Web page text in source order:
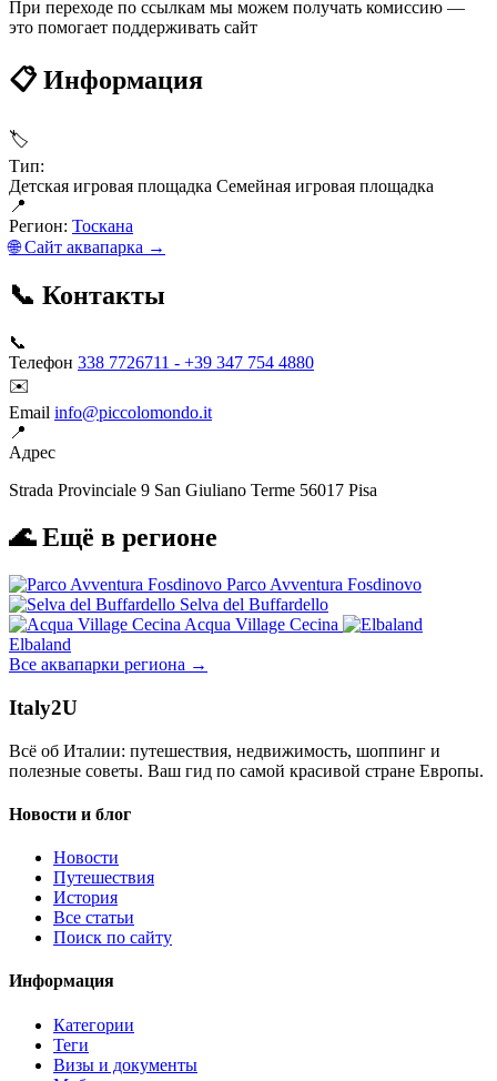
При переходе по ссылкам мы можем получать комиссию —
это помогает поддерживать сайт
📋 Информация
🏷
Тип:
Детская игровая площадка Семейная игровая площадка
📍
Регион: Тоскана
🌐 Сайт аквапарка →
📞 Контакты
📞
Телефон 338 7726711 - +39 347 754 4880
✉️
Email info@piccolomondo.it
📍
Адрес
Strada Provinciale 9 San Giuliano Terme 56017 Pisa
🌊 Ещё в регионе
Parco Avventura Fosdinovo
Selva del Buffardello
Acqua Village Cecina
Elbaland
Все аквапарки региона →
Italy2U
Всё об Италии: путешествия, недвижимость, шоппинг и
полезные советы. Ваш гид по самой красивой стране Европы.
Новости и блог
Новости
Путешествия
История
Все статьи
Поиск по сайту
Информация
Категории
Теги
Визы и документы